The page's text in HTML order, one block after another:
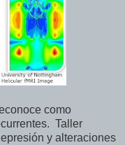
como
Taller
y alteraciones